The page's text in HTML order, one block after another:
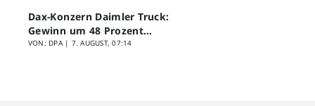
Dax-Konzern Daimler Truck:
Gewinn um 48 Prozent
eingebrochen
VON: DPA | 7. AUGUST, 07:14